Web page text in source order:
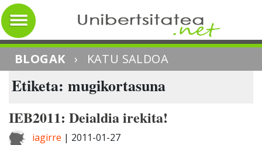
BLOGAK › KATU SALDOA
Etiketa: mugikortasuna
IEB2011: Deialdia irekita!
iagirre | 2011-01-27